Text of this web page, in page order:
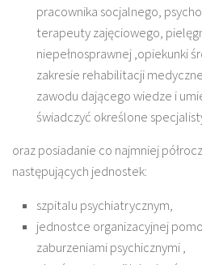
pracownika socjalnego,
terapeuty zajęciowego,
niepełnosprawnej ,opiekunki
zakresie rehabilitacji
zawodu dającego wiedze i
świadczyć określone
oraz posiadanie co najmniej
następujących jednostek:
szpitalu psychiatrycznym,
jednostce organizacyjnej
zaburzeniami psychicznymi ,